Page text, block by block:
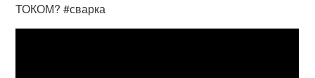
ТОКОМ? #сварка